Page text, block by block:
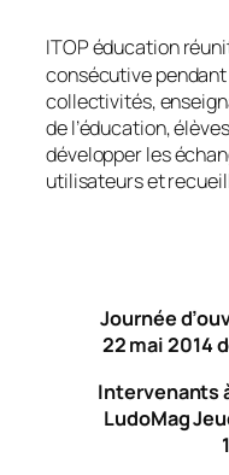
ITOP éducation
consécutive
collectivités,
de l’éducation,
développer les
utilisateurs et
Journée
22 mai 2014
Intervenants
LudoMag